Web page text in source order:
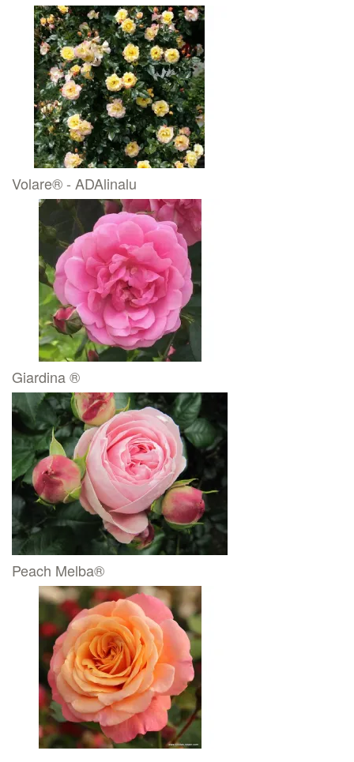
Volare® - ADAlinalu
Giardina ®
Peach Melba®